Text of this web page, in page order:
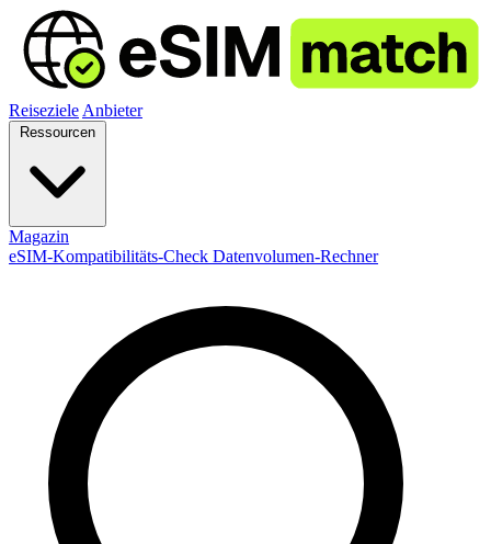
Reiseziele Anbieter
Magazin
eSIM-Kompatibilitäts-Check Datenvolumen-Rechner